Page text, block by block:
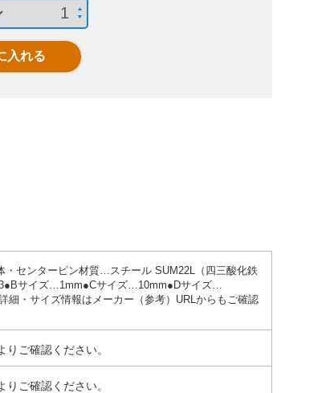
センターピン材質…スチール SUM22L（四三酸化鉄
サイズ…1mm●Cサイズ…10mm●Dサイズ…
・サイズ情報はメーカー（参考）URLからもご確認
ご確認ください。
ご確認ください。